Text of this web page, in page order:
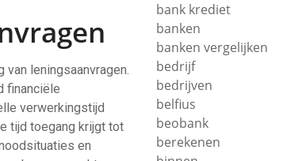
leningsaanvragen.
financiële
verwerkingstijd
tijd toegang krijgt tot
en
bank krediet
banken
banken vergelijken
bedrijf
bedrijven
belfius
beobank
berekenen